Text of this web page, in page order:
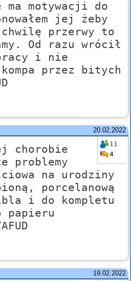
motywacji do
jej żeby
przerwy to
Od razu wrócił
i nie
przez bitych
20.02.2022
11
4
chorobie
problemy
na urodziny
porcelanową
i do kompletu
papieru
19.02.2022